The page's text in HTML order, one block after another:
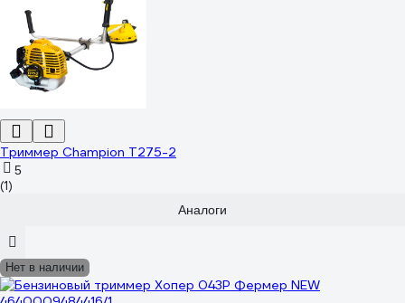
Триммер Champion Т275-2
5
(1)
Аналоги
Нет в наличии